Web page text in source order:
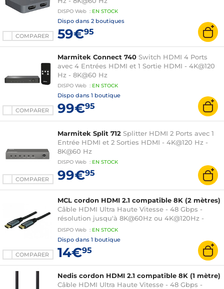
COMPARER
DISPO Web : EN STOCK
Dispo dans 2 boutiques
59€95
COMPARER
Marmitek Connect 740 Switch HDMI 4 Ports
avec 4 Entrées HDMI et 1 Sortie HDMI - 4K@120
Hz - 8K@60 Hz
DISPO Web : EN STOCK
Dispo dans 1 boutique
99€95
COMPARER
Marmitek Split 712 Splitter HDMI 2 Ports avec 1
Entrée HDMI et 2 Sorties HDMI - 4K@120 Hz -
8K@60 Hz
DISPO Web : EN STOCK
99€95
COMPARER
MCL cordon HDMI 2.1 compatible 8K (2 mètres)
Câble HDMI Ultra Haute Vitesse - 48 Gbps -
résolution jusqu'à 8K@60Hz ou 4K@120Hz -
coloris gris/noir - 2 mètres
DISPO Web : EN STOCK
Dispo dans 1 boutique
14€95
Nedis cordon HDMI 2.1 compatible 8K (1 mètre)
Câble HDMI Ultra Haute Vitesse - 48 Gbps -